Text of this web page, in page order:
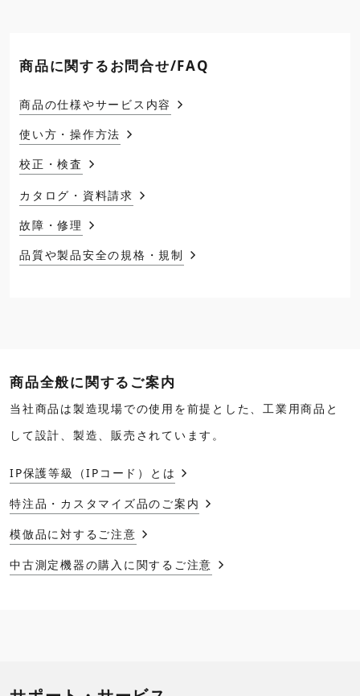
商品に関するお問合せ/FAQ
商品の仕様やサービス内容
使い方・操作方法
校正・検査
カタログ・資料請求
故障・修理
品質や製品安全の規格・規制
商品全般に関するご案内
当社商品は製造現場での使用を前提とした、工業用商品と
して設計、製造、販売されています。
IP保護等級（IPコード）とは
特注品・カスタマイズ品のご案内
模倣品に対するご注意
中古測定機器の購入に関するご注意